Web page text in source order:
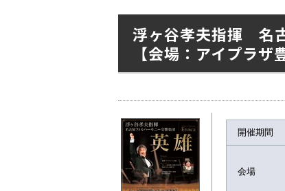
浮ヶ谷孝夫指揮 名
【会場：アイプラザ
開催期間
会場